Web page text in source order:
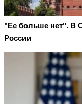
"Ее больше нет". В
России